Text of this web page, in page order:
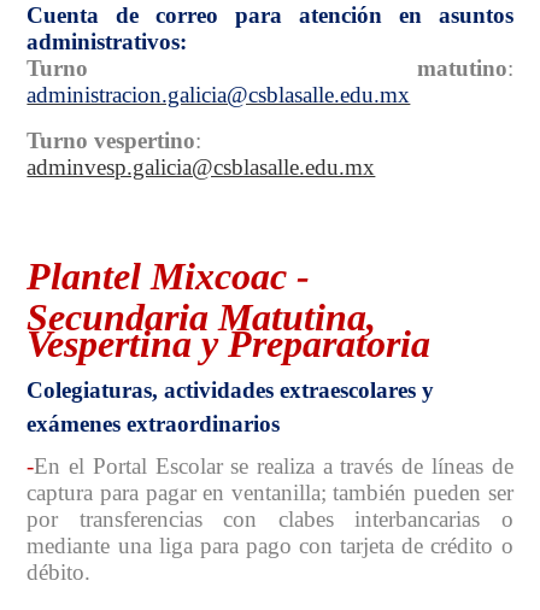
Cuenta de correo para atención en asuntos
administrativos:
Turno matutino:
administracion.galicia@csblasalle.edu.mx
Turno vespertino:
adminvesp.galicia@csblasalle.edu.mx
Plantel Mixcoac -
Secundaria Matutina,
Vespertina y Preparatoria
Colegiaturas, actividades extraescolares y
exámenes extraordinarios
-En el Portal Escolar se realiza a través de líneas de
captura para pagar en ventanilla; también pueden ser
por transferencias con clabes interbancarias o
mediante una liga para pago con tarjeta de crédito o
débito.